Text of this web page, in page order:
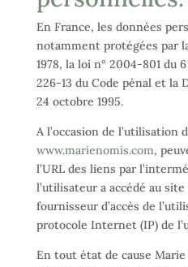
En France, les données
notamment protégées par
1978, la loi n° 2004-801 du
226-13 du Code pénal et la
24 octobre 1995.
A l’occasion de l’utilisation
www.marienomis.com,
l’URL des liens par
l’utilisateur a accédé au site
fournisseur d’accès de
protocole Internet (IP) de
En tout état de cause